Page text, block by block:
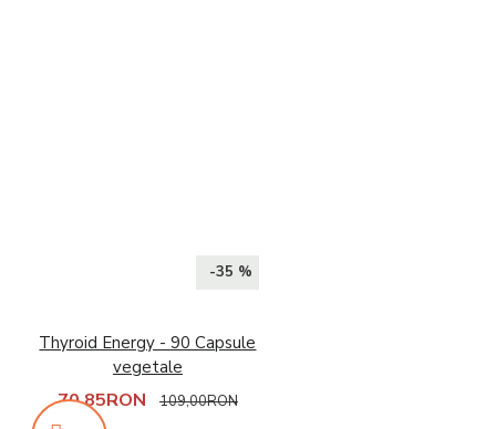
-35 %
Thyroid Energy - 90 Capsule
vegetale
70,85RON 109,00RON